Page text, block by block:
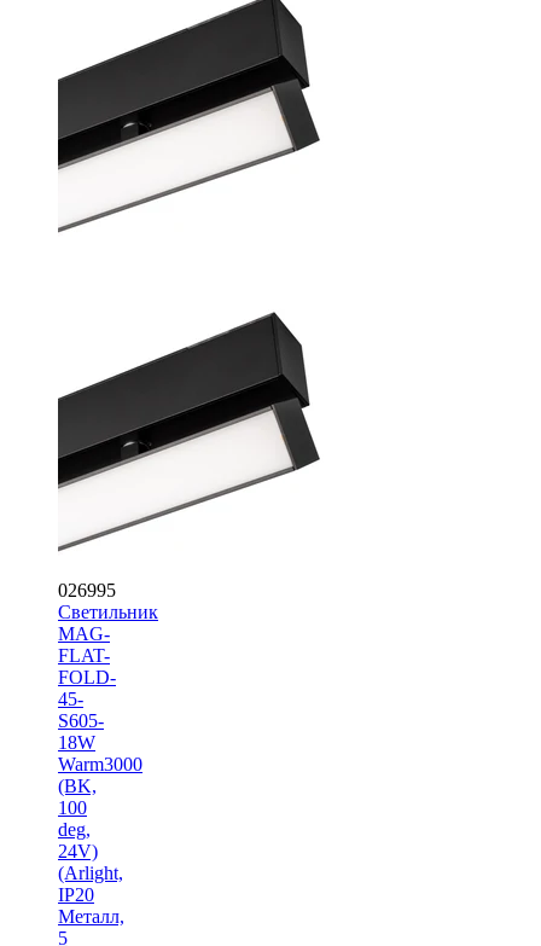
026995
Светильник
MAG-
FLAT-
FOLD-
45-
S605-
18W
Warm3000
(BK,
100
deg,
24V)
(Arlight,
IP20
Металл,
5